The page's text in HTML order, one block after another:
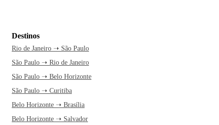
Destinos
Rio de Janeiro ➝ São Paulo
São Paulo ➝ Rio de Janeiro
São Paulo ➝ Belo Horizonte
São Paulo ➝ Curitiba
Belo Horizonte ➝ Brasília
Belo Horizonte ➝ Salvador